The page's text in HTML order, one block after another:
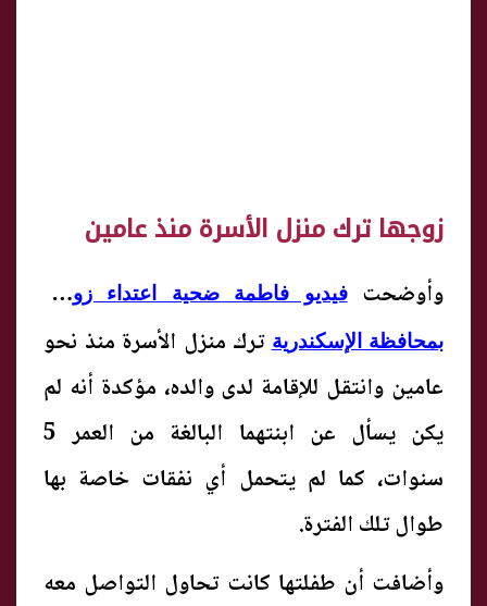
زوجها ترك منزل الأسرة منذ عامين
وأوضحتفيديو فاطمة ضحية اعتداء زوجها
بمحافظة الإسكندريةترك منزل الأسرة منذ نحو
عامين وانتقل للإقامة لدى والده، مؤكدة أنه لم
يكن يسأل عن ابنتهما البالغة من العمر 5
سنوات، كما لم يتحمل أي نفقات خاصة بها
طوال تلك الفترة.
وأضافت أن طفلتها كانت تحاول التواصل معه